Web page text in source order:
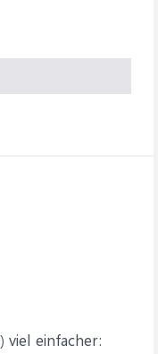
viel einfacher: